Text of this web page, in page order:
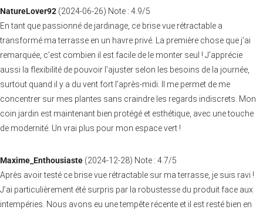
NatureLover92 (2024-06-26) Note : 4.9/5
En tant que passionné de jardinage, ce brise vue rétractable a
transformé ma terrasse en un havre privé. La première chose que j’ai
remarquée, c’est combien il est facile de le monter seul ! J’apprécie
aussi la flexibilité de pouvoir l’ajuster selon les besoins de la journée,
surtout quand il y a du vent fort l’après-midi. Il me permet de me
concentrer sur mes plantes sans craindre les regards indiscrets. Mon
coin jardin est maintenant bien protégé et esthétique, avec une touche
de modernité. Un vrai plus pour mon espace vert !
Maxime_Enthousiaste (2024-12-28) Note : 4.7/5
Après avoir testé ce brise vue rétractable sur ma terrasse, je suis ravi !
J’ai particulièrement été surpris par la robustesse du produit face aux
intempéries. Nous avons eu une tempête récente et il est resté bien en